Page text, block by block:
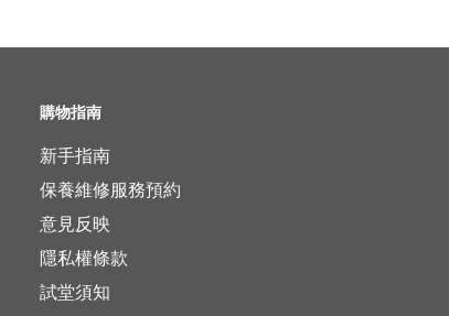
購物指南
新手指南
保養維修服務預約
意見反映
隱私權條款
試堂須知